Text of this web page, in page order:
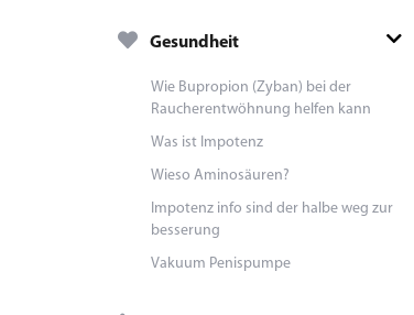
Gesundheit
Wie Bupropion (Zyban) bei der
Raucherentwöhnung helfen kann
Was ist Impotenz
Wieso Aminosäuren?
Impotenz info sind der halbe weg zur
besserung
Vakuum Penispumpe